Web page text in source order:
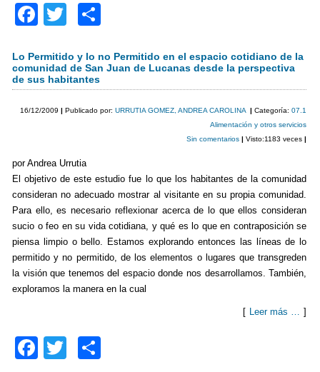
F
c
e
b
k
T
tt
er
m
p
ar
Lo Permitido y lo no Permitido en el espacio cotidiano de la
comunidad de San Juan de Lucanas desde la perspectiva
de sus habitantes
16/12/2009 | Publicado por:URRUTIA GOMEZ, ANDREA CAROLINA |Categoría:07.1
Alimentación y otros servicios
Sin comentarios| Visto:1183 veces|
por Andrea Urrutia
El objetivo de este estudio fue lo que los habitantes de la comunidad
consideran no adecuado mostrar al visitante en su propia comunidad.
Para ello, es necesario reflexionar acerca de lo que ellos consideran
sucio o feo en su vida cotidiana, y qué es lo que en contraposición se
piensa limpio o bello. Estamos explorando entonces las líneas de lo
permitido y no permitido, de los elementos o lugares que transgreden
la visión que tenemos del espacio donde nos desarrollamos. También,
exploramos la manera en la cual
[ Leer más … ]
F
T